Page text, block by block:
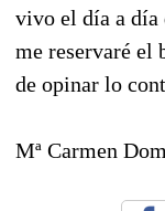
vivo el día a día
me reservaré el
de opinar lo
Mª Carmen